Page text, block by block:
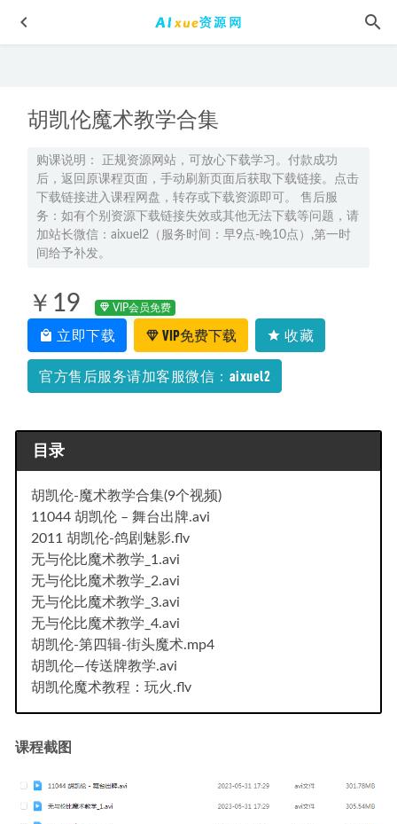
胡凯伦魔术教学合集
购课说明： 正规资源网站，可放心下载学习。付款成功
后，返回原课程页面，手动刷新页面后获取下载链接。点击
下载链接进入课程网盘，转存或下载资源即可。 售后服
务：如有个别资源下载链接失效或其他无法下载等问题，请
加站长微信：aixuel2（服务时间：早9点-晚10点）,第一时
间给予补发。
￥19 VIP会员免费
立即下载 VIP免费下载 收藏
官方售后服务请加客服微信：aixuel2
目录
胡凯伦-魔术教学合集(9个视频)
11044 胡凯伦 – 舞台出牌.avi
2011 胡凯伦-鸽剧魅影.flv
无与伦比魔术教学_1.avi
无与伦比魔术教学_2.avi
无与伦比魔术教学_3.avi
无与伦比魔术教学_4.avi
胡凯伦-第四辑-街头魔术.mp4
胡凯伦—传送牌教学.avi
胡凯伦魔术教程：玩火.flv
课程截图
2026年李秋颖高二语文a+上学期秋季班 2025-09-30
2024年马宇轩高考政治押题班 2024-04-21
腾讯课堂2025凉学长高三数学网课一轮二轮三轮复习全年班
教你学唱歌教程15分钟快速学会一首歌，2.19G百度网盘资源
打包下载 2021-08-16
2027高二语文上学期网课｜国家玮高二语文暑假班视频教程
2026-07-26